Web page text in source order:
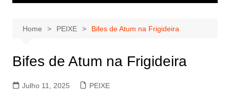
Home PEIXE Bifes de Atum na Frigideira
Bifes de Atum na Frigideira
Julho 11, 2025 PEIXE